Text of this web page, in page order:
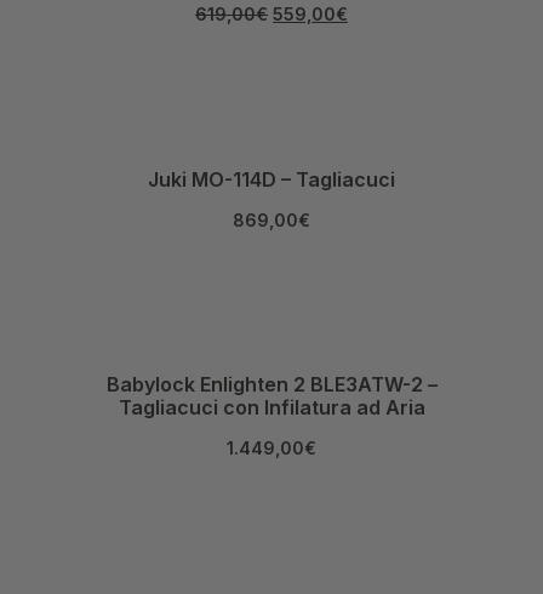
619,00€ 559,00€
Juki MO-114D – Tagliacuci
869,00€
Babylock Enlighten 2 BLE3ATW-2 –
Tagliacuci con Infilatura ad Aria
1.449,00€